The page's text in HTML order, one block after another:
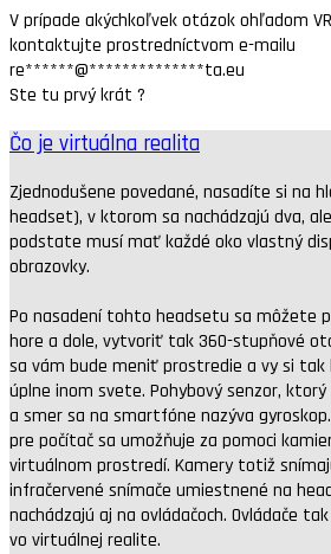
V prípade akýchkoľvek otázok ohľadom
kontaktujte prostredníctvom e-mailu
re******@**************ta.eu
Ste tu prvý krát ?
Čo je virtuálna realita
Zjednodušene povedané, nasadíte si na
headset), v ktorom sa nachádzajú dva,
podstate musí mať každé oko vlastný
obrazovky.
Po nasadení tohto headsetu sa môžete
hore a dole, vytvoriť tak 360-stupňové
sa vám bude meniť prostredie a vy si
úplne inom svete. Pohybový senzor,
a smer sa na smartfóne nazýva
pre počítač sa umožňuje za pomoci
virtuálnom prostredí. Kamery totiž
infračervené snímače umiestnené na
nachádzajú aj na ovládačoch. Ovládače
vo virtuálnej realite.